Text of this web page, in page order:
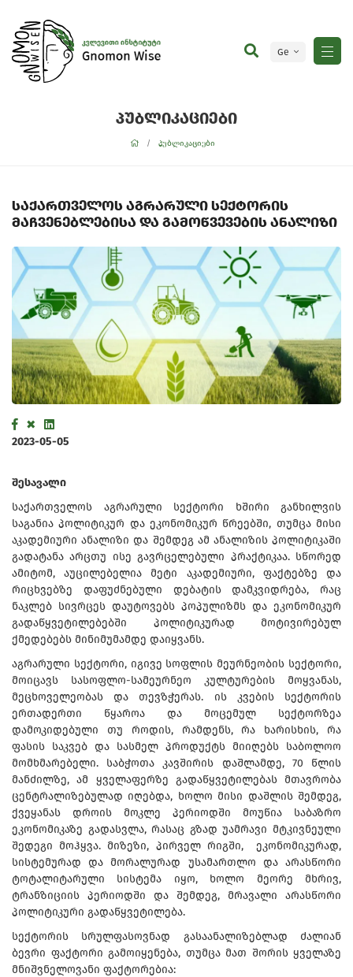
Ge
პუბლიკაციები
პუბლიკაციები
საქართველოს აგრარული სექტორის
მაჩვენებლებისა და გამოწვევების ანალიზი
2023-05-05
შესავალი
საქართველოს აგრარული სექტორი ხშირი განხილვის
საგანია პოლიტიკურ და ეკონომიკურ წრეებში, თუმცა მისი
აკადემიური ანალიზი და შემდეგ ამ ანალიზის პოლიტიკაში
გადატანა არცთუ ისე გავრცელებული პრაქტიკაა. სწორედ
ამიტომ, აუცილებელია მეტი აკადემიური, ფაქტებზე და
რიცხვებზე დაფუძნებული დებატის დამკვიდრება, რაც
ნაკლებ სივრცეს დაუტოვებს პოპულიზმს და ეკონომიკურ
გადაწყვეტილებებში პოლიტიკურად მოტივირებულ
ქმედებებს მინიმუმამდე დაიყვანს.
აგრარული სექტორი, იგივე სოფლის მეურნეობის სექტორი,
მოიცავს სასოფლო-სამეურნეო კულტურების მოყვანას,
მეცხოველეობას და თევზჭერას. ის კვების სექტორის
ერთადერთი წყაროა და მოცემულ სექტორზეა
დამოკიდებული თუ როდის, რამდენს, რა ხარისხის, რა
ფასის საკვებ და სასმელ პროდუქტს მიიღებს საბოლოო
მომხმარებელი. საბჭოთა კავშირის დაშლამდე, 70 წლის
მანძილზე, ამ ყველაფერზე გადაწყვეტილებას მთავრობა
ცენტრალიზებულად იღებდა, ხოლო მისი დაშლის შემდეგ,
ქვეყანას დროის მოკლე პერიოდში მოუწია საბაზრო
ეკონომიკაზე გადასვლა, რასაც გზად უამრავი მტკივნეული
შედეგი მოჰყვა. მიზეზი, პირველ რიგში, ეკონომიკურად,
სისტემურად და მორალურად უსამართლო და არასწორი
ტოტალიტარული სისტემა იყო, ხოლო მეორე მხრივ,
ტრანზიციის პერიოდში და შემდეგ, მრავალი არასწორი
პოლიტიკური გადაწყვეტილება.
სექტორის სრულფასოვნად გასაანალიზებლად ძალიან
ბევრი ფაქტორი გამოიყენება, თუმცა მათ შორის ყველაზე
მნიშვნელოვანი ფაქტორებია: